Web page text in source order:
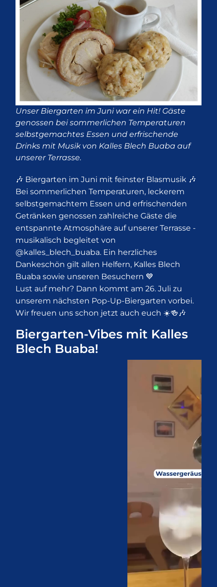
Unser Biergarten im Juni war ein Hit! Gäste
genossen bei sommerlichen Temperaturen
selbstgemachtes Essen und erfrischende
Drinks mit Musik von Kalles Blech Buaba auf
unserer Terrasse.
🎶 Biergarten im Juni mit feinster Blasmusik 🎶
Bei sommerlichen Temperaturen, leckerem
selbstgemachtem Essen und erfrischenden
Getränken genossen zahlreiche Gäste die
entspannte Atmosphäre auf unserer Terrasse -
musikalisch begleitet von
@kalles_blech_buaba. Ein herzliches
Dankeschön gilt allen Helfern, Kalles Blech
Buaba sowie unseren Besuchern 💙
Lust auf mehr? Dann kommt am 26. Juli zu
unserem nächsten Pop-Up-Biergarten vorbei.
Wir freuen uns schon jetzt auch euch ☀️🍻🎶
Biergarten-Vibes mit Kalles
Blech Buaba!